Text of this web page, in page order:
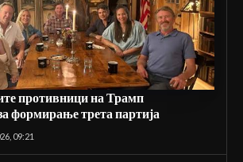
противници на Трамп
формирање трета партија
09:21